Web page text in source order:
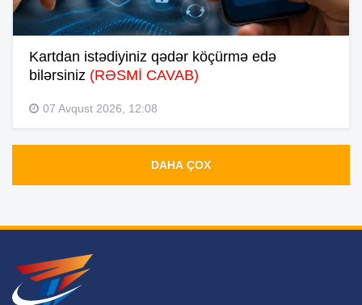
Kartdan istədiyiniz qədər köçürmə edə
bilərsiniz (RƏSMİ CAVAB)
07 Avqust 2026, 12:08
DAHA ÇOX